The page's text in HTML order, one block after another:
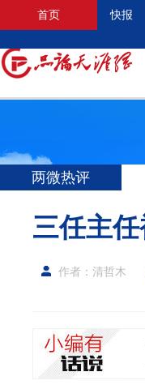
首页 快报
两微热评
三任主
作者：清哲木